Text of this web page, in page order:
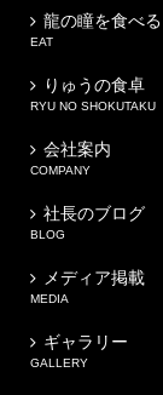
龍の瞳を食べる
EAT
りゅうの食卓
RYU NO SHOKUTAKU
会社案内
COMPANY
社長のブログ
BLOG
メディア掲載
MEDIA
ギャラリー
GALLERY